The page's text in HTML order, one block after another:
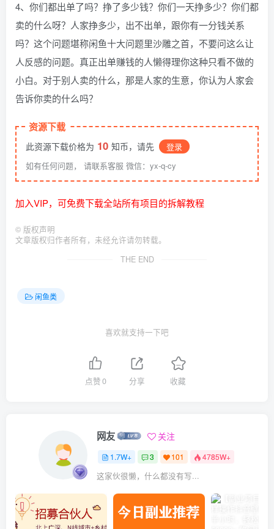
4、你们都出单了吗？挣了多少钱？你们一天挣多少？你们都
卖的什么呀？人家挣多少，出不出单，跟你有一分钱关系
吗？这个问题堪称闲鱼十大问题里沙雕之首，不要问这么让
人反感的问题。真正出单赚钱的人懒得理你这种只看不做的
小白。对于别人卖的什么，那是人家的生意，你认为人家会
告诉你卖的什么吗？
资源下载
此资源下载价格为 10 知币，请先
登录
如有任何问题， 请联系客服 微信：yx-q-cy
加入VIP，可免费下载全站所有项目的拆解教程
© 版权声明
文章版权归作者所有，未经允许请勿转载。
THE END
闲鱼类
喜欢就支持一下吧
点赞0 分享 收藏
网友 关注
1.7W+ 3 101 4785W+
这家伙很懒，什么都没有写...